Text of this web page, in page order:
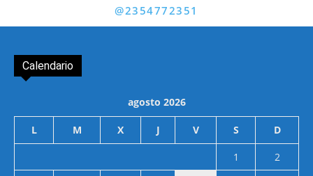
@2354772351
Calendario
agosto 2026
L M X J V S D
1
2